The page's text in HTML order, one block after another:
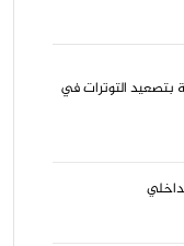
بتصعيد التوترات في